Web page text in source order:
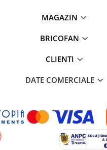
pentru plante
MAGAZIN
BRICOFAN
CLIENTI
DATE COMERCIALE